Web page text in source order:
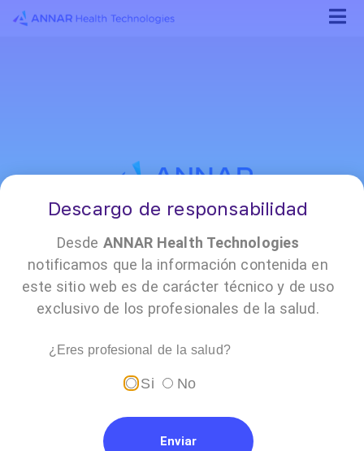
¡Conócenos!
Reporte
•
Encuesta
satisfacción
•
Annar
•
Contacto
•
Políticas
documentación
•
Trabaja
nosotros
•
Prensa
Realiza tus pagos en línea a través de
Descargo de responsabilidad
Desde ANNAR Health Technologies
notificamos que la información contenida en
este sitio web es de carácter técnico y de uso
exclusivo de los profesionales de la salud.
¿Eres profesional de la salud?
Si No
Enviar